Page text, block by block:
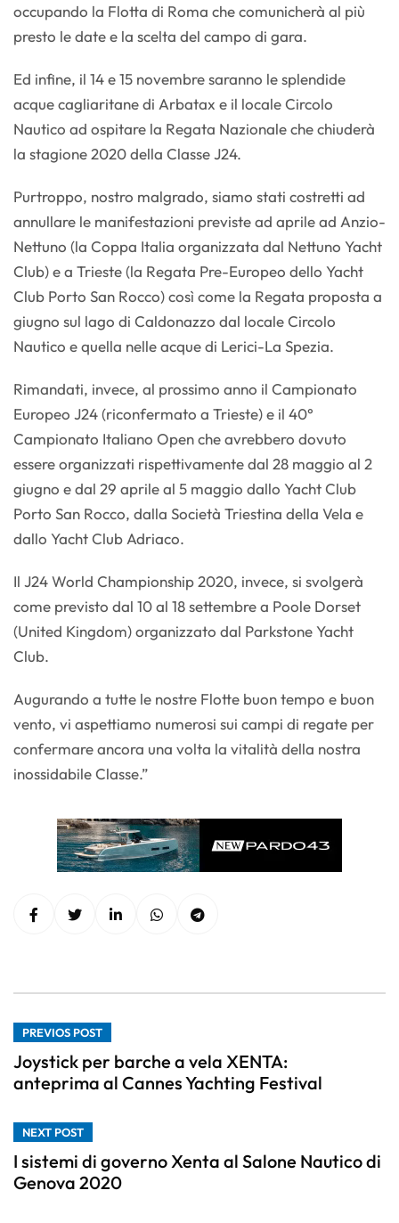
occupando la Flotta di Roma che comunicherà al più
presto le date e la scelta del campo di gara.
Ed infine, il 14 e 15 novembre saranno le splendide
acque cagliaritane di Arbatax e il locale Circolo
Nautico ad ospitare la Regata Nazionale che chiuderà
la stagione 2020 della Classe J24.
Purtroppo, nostro malgrado, siamo stati costretti ad
annullare le manifestazioni previste ad aprile ad Anzio-
Nettuno (la Coppa Italia organizzata dal Nettuno Yacht
Club) e a Trieste (la Regata Pre-Europeo dello Yacht
Club Porto San Rocco) così come la Regata proposta a
giugno sul lago di Caldonazzo dal locale Circolo
Nautico e quella nelle acque di Lerici-La Spezia.
Rimandati, invece, al prossimo anno il Campionato
Europeo J24 (riconfermato a Trieste) e il 40°
Campionato Italiano Open che avrebbero dovuto
essere organizzati rispettivamente dal 28 maggio al 2
giugno e dal 29 aprile al 5 maggio dallo Yacht Club
Porto San Rocco, dalla Società Triestina della Vela e
dallo Yacht Club Adriaco.
Il J24 World Championship 2020, invece, si svolgerà
come previsto dal 10 al 18 settembre a Poole Dorset
(United Kingdom) organizzato dal Parkstone Yacht
Club.
Augurando a tutte le nostre Flotte buon tempo e buon
vento, vi aspettiamo numerosi sui campi di regate per
confermare ancora una volta la vitalità della nostra
inossidabile Classe.”
PREVIOS POST
Joystick per barche a vela XENTA:
anteprima al Cannes Yachting Festival
NEXT POST
I sistemi di governo Xenta al Salone Nautico di
Genova 2020